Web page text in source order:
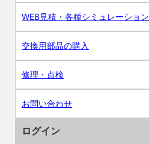
WEB見積・各種シミュレーション
交換用部品の購入
修理・点検
お問い合わせ
ログイン